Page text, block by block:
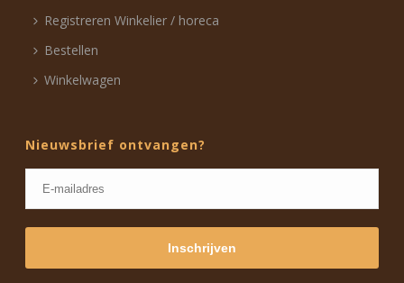
Registreren Winkelier / horeca
Bestellen
Winkelwagen
Nieuwsbrief ontvangen?